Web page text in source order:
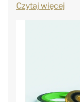
Czytaj więcej